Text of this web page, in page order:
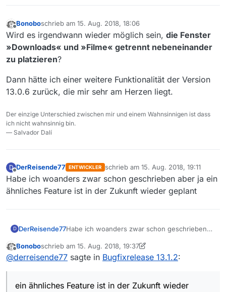
Plattformen geht. Die unerwarteten Fehler der
13.1 trotz umfangreicher Tests haben das
Arbeitsvolumen nicht kleiner werden lassen.
Offline
Bonoboschrieb am 15. Aug. 2018, 18:06
zuletzt editiert von
Wird es irgendwann wieder möglich sein, die Fenster
»Downloads« und »Filme« getrennt nebeneinander
zu platzieren?
Dann hätte ich einer weitere Funktionalität der Version
13.0.6 zurück, die mir sehr am Herzen liegt.
Der einzige Unterschied zwischen mir und einem Wahnsinnigen ist dass
ich nicht wahnsinnig bin.
— Salvador Dalí
D
Offline
DerReisende77 ENTWICKLER schrieb am 15. Aug. 2018, 19:11
zuletzt editiert von
Habe ich woanders zwar schon geschrieben aber ja ein
ähnliches Feature ist in der Zukunft wieder geplant
D DerReisende77Habe ich woanders zwar schon geschrieben
wieder geplant
Offline
Bonoboschrieb am 15. Aug. 2018, 19:37
zuletzt editiert von Bonobo
@derreisende77 sagte in Bugfixrelease 13.1.2:
ein ähnliches Feature ist in der Zukunft wieder